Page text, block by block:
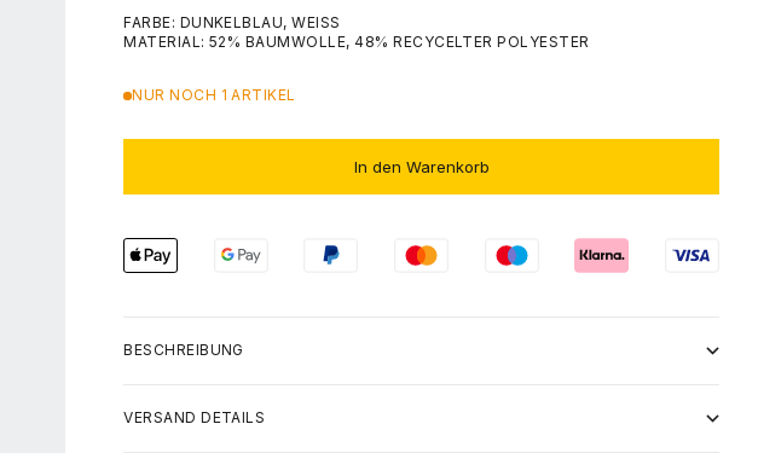
FARBE: DUNKELBLAU, WEISS
MATERIAL: 52% BAUMWOLLE, 48% RECYCELTER POLYESTER
NUR NOCH 1 ARTIKEL
In den Warenkorb
BESCHREIBUNG
VERSAND DETAILS